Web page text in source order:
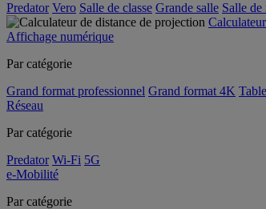
Predator Vero Salle de classe Grande salle Salle de
Affichage numérique
Par catégorie
Grand format professionnel Grand format 4K
Réseau
Par catégorie
Predator Wi-Fi 5G
e-Mobilité
Par catégorie